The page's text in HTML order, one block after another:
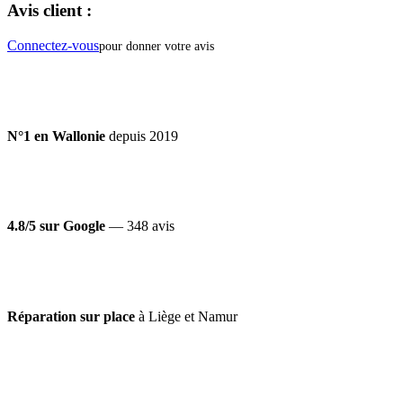
Avis client :
Connectez-vouspour donner votre avis
N°1 en Wallonie depuis 2019
4.8/5 sur Google — 348 avis
Réparation sur place à Liège et Namur